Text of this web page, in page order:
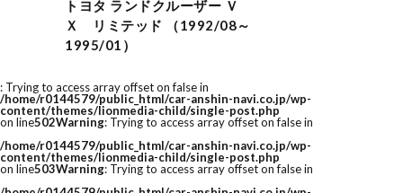
トヨタ ランドクルーザー Ｖ
Ｘ リミテッド （1992/08～
1995/01）
: Trying to access array offset on false in
/home/r0144579/public_html/car-anshin-navi.co.jp/wp-
content/themes/lionmedia-child/single-post.php
on line502Warning: Trying to access array offset on false in
/home/r0144579/public_html/car-anshin-navi.co.jp/wp-
content/themes/lionmedia-child/single-post.php
on line503Warning: Trying to access array offset on false in